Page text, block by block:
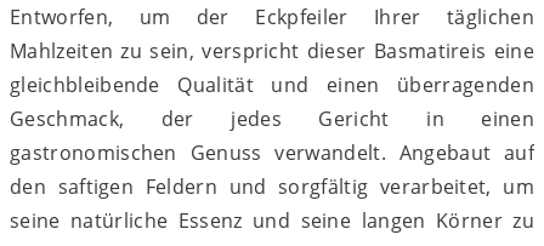
Entworfen, um der Eckpfeiler Ihrer täglichen
Mahlzeiten zu sein, verspricht dieser Basmatireis eine
gleichbleibende Qualität und einen überragenden
Geschmack, der jedes Gericht in einen
gastronomischen Genuss verwandelt. Angebaut auf
den saftigen Feldern und sorgfältig verarbeitet, um
seine natürliche Essenz und seine langen Körner zu